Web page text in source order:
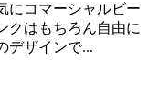
にコマーシャルビー
クはもちろん自由に
デザインで...